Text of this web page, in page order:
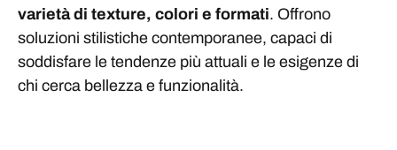
varietà di texture, colori e formati. Offrono
soluzioni stilistiche contemporanee, capaci di
soddisfare le tendenze più attuali e le esigenze di
chi cerca bellezza e funzionalità.